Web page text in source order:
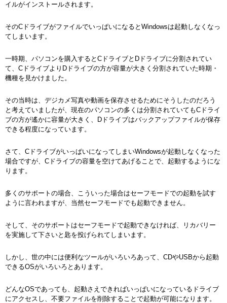
イルがインストールされます。
そのCドライブがファイルでいっぱいになるとWindowsは起動しなくなっ
てしまいます。
一時期、パソコンを購入するとCドライブとDドライブに分割されてい
て、CドライブよりDドライブの方が容量が大きく分割されていた時期・
機種を見かけました。
その当時は、デジカメ写真や動画を保存させるためにそうしたのだろう
と考えていましたが、現在のパソコンの多くは分割されていてもCドライ
ブの方が遙かに容量が大きく、Dドライブはバックアップファイルが保存
できる程度になっています。
さて、CドライブがいっぱいになってしまいWindowsが起動しなくなった
場合ですが、Cドライブの容量を空けてあげることで、起動するようにな
ります。
多くのサポートの場合、こういった場合はセーフモードでの起動を試す
ように言われますが、当然セーフモードでも起動できません。
そして、そのサポートはセーフモードで起動できなければ、リカバリー
を実施して下さいと匙を投げられてしまいます。
しかし、世の中には便利なツールがいろいろあって、CDやUSBから起動
できるOSがいろいろとあります。
どんなOSであっても、起動さえできればいっぱいになっているドライブ
にアクセスし、不要ファイルを削除することで起動が可能になります。